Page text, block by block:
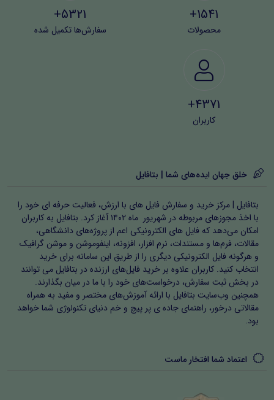
1541+
محصولات
5321+
سفارش‌ها تکمیل شده
4371+
کاربران
خلق جهان ایده‌های شما | بتافایل
بتافایل | مرکز خرید و سفارش فایل های با ارزش، فعالیت حرفه ای خود را
با اخذ مجوزهای مربوطه در شهریور ماه ۱۴۰۲ آغاز کرد. بتافایل به کاربران
امکان می‌دهد که فایل های الکترونیکی اعم از پروژه‌های دانشگاهی،
مقالات، فرم‌ها و مستندات، نرم افزار، افزونه، اینفوموشن و موشن گرافیک
و هرگونه فایل الکترونیکی دیگری را از طریق این سامانه برای خرید
انتخاب کنید. کاربران علاوه بر خرید فایل‌های ارزنده در بتافایل می توانند
در بخش ثبت سفارش، درخواست‌های خود را با ما در میان بگذارند.
همچنین وب‌سایت بتافایل با ارائه آموزش‌های مختصر و مفید به همراه
مقالاتی درخور، راهنمای جاده ی پر پیچ و خم دنیای تکنولوژی شما خواهد
بود.
اعتماد شما افتخار ماست